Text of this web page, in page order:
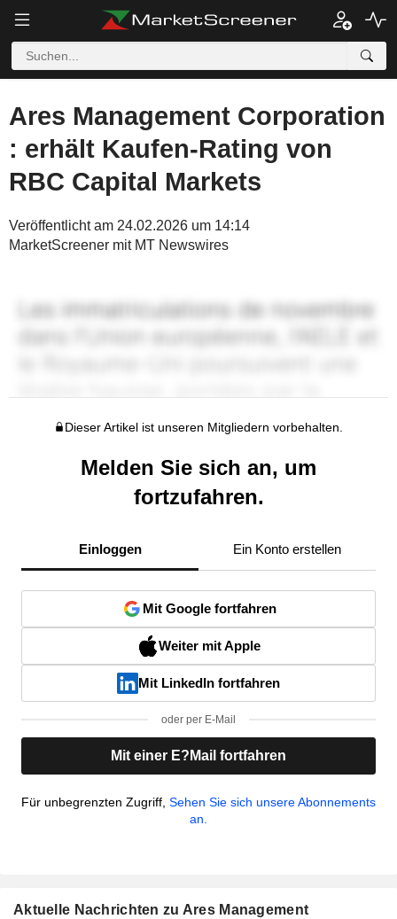
Ares Management Corporation
: erhält Kaufen-Rating von
RBC Capital Markets
Veröffentlicht am 24.02.2026 um 14:14
MarketScreener mit MT Newswires
Dieser Artikel ist unseren Mitgliedern vorbehalten.
Melden Sie sich an, um
fortzufahren.
Einloggen Ein Konto erstellen
Mit Google fortfahren
Weiter mit Apple
Mit LinkedIn fortfahren
oder per E-Mail
Mit einer E?Mail fortfahren
Für unbegrenzten Zugriff, Sehen Sie sich unsere Abonnements
an.
Aktuelle Nachrichten zu Ares Management